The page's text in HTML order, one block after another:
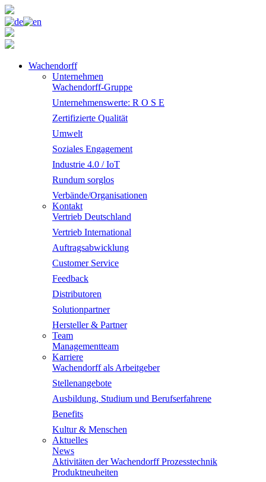
Wachendorff
Unternehmen
Wachendorff-Gruppe
Unternehmenswerte: R O S E
Zertifizierte Qualität
Umwelt
Soziales Engagement
Industrie 4.0 / IoT
Rundum sorglos
Verbände/Organisationen
Kontakt
Vertrieb Deutschland
Vertrieb International
Auftragsabwicklung
Customer Service
Feedback
Distributoren
Solutionpartner
Hersteller & Partner
Team
Managementteam
Karriere
Wachendorff als Arbeitgeber
Stellenangebote
Ausbildung, Studium und Berufserfahrene
Benefits
Kultur & Menschen
Aktuelles
News
Aktivitäten der Wachendorff Prozesstechnik
Produktneuheiten